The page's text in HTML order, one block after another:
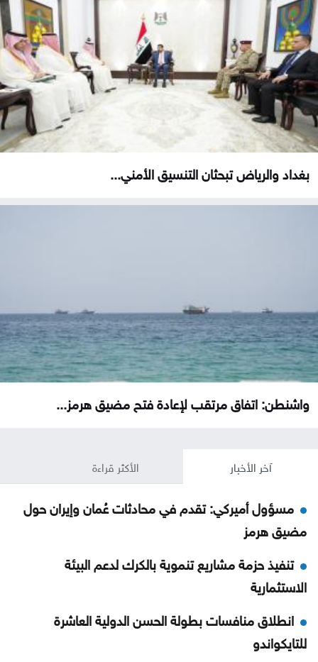
بغداد والرياض تبحثان التنسيق الأمني...
واشنطن: اتفاق مرتقب لإعادة فتح مضيق هرمز...
آخر الأخبار الأكثر قراءة
مسؤول أميركي: تقدم في محادثات عُمان وإيران حول
مضيق هرمز
تنفيذ حزمة مشاريع تنموية بالكرك لدعم البيئة
الاستثمارية
انطلاق منافسات بطولة الحسن الدولية العاشرة
للتايكواندو